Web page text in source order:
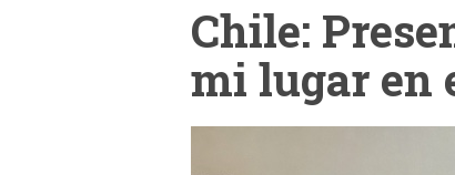
Chile:
mi lugar en